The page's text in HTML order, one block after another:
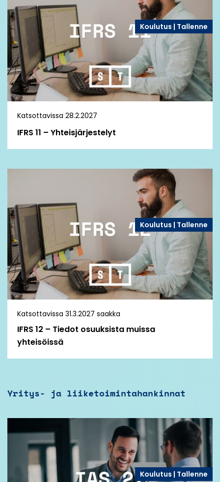
Koulutus | Tallenne
Katsottavissa 28.2.2027
IFRS 11 – Yhteisjärjestelyt
Koulutus | Tallenne
Katsottavissa 31.3.2027 saakka
IFRS 12 – Tiedot osuuksista muissa
yhteisöissä
Yritys- ja liiketoimintahankinnat
Koulutus | Tallenne